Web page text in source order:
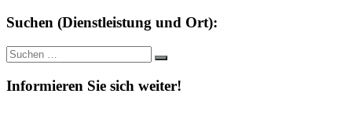
Suchen (Dienstleistung und Ort):
Suche
nach:
Suchen
Informieren Sie sich weiter!